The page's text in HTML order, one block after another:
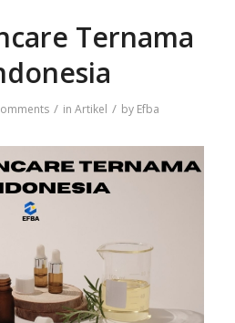
Ternama
/ inArtikel / by Efba